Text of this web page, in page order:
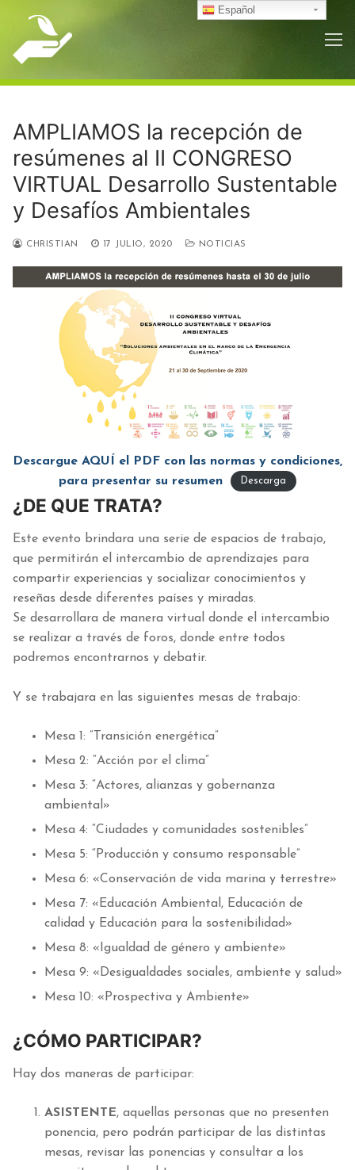
contenido
AMPLIAMOS la recepción de
resúmenes al II CONGRESO
VIRTUAL Desarrollo Sustentable
y Desafíos Ambientales
CHRISTIAN 17 JULIO, 2020 NOTICIAS
Descargue AQUÍ el PDF con las normas y condiciones,
para presentar su resumen
Descarga
¿DE QUE TRATA?
Este evento brindara una serie de espacios de trabajo,
que permitirán el intercambio de aprendizajes para
compartir experiencias y socializar conocimientos y
reseñas desde diferentes países y miradas.
Se desarrollara de manera virtual donde el intercambio
se realizar a través de foros, donde entre todos
podremos encontrarnos y debatir.
Y se trabajara en las siguientes mesas de trabajo:
Mesa 1: “Transición energética”
Mesa 2: “Acción por el clima”
Mesa 3: “Actores, alianzas y gobernanza
ambiental»
Mesa 4: “Ciudades y comunidades sostenibles”
Mesa 5: “Producción y consumo responsable”
Mesa 6: «Conservación de vida marina y terrestre»
Mesa 7: «Educación Ambiental, Educación de
calidad y Educación para la sostenibilidad»
Mesa 8: «Igualdad de género y ambiente»
Mesa 9: «Desigualdades sociales, ambiente y salud»
Mesa 10: «Prospectiva y Ambiente»
¿CÓMO PARTICIPAR?
Hay dos maneras de participar:
ASISTENTE, aquellas personas que no presenten
ponencia, pero podrán participar de las distintas
mesas, revisar las ponencias y consultar a los
Español